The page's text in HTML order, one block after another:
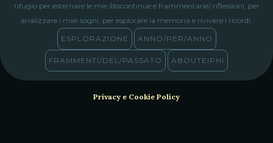
rifugio per esternare le mie /discontinue e frammentarie/ riflessioni, per
analizzare i miei sogni, per esplorare la memoria e rivivere i ricordi.
ESPLORAZIONE
ANNO/PER/ANNO
FRAMMENTI/DEL/PASSATO ABOUTEIPHI
Privacy e Cookie Policy